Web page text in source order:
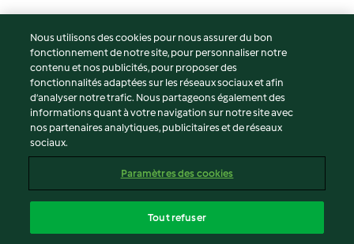
© Copyright 2026
Conditions d'utilisation
Politique de confidentialité
Non-responsabilité
Mentions légales
Contenu du rapport
Déclaration d'accessibilité
Nous utilisons des cookies pour nous assurer du bon
fonctionnement de notre site, pour personnaliser notre
contenu et nos publicités, pour proposer des
fonctionnalités adaptées sur les réseaux sociaux et afin
d’analyser notre trafic. Nous partageons également des
informations quant à votre navigation sur notre site avec
nos partenaires analytiques, publicitaires et de réseaux
sociaux.
Paramètres des cookies
Tout refuser